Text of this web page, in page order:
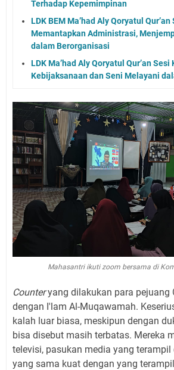
Terhadap Kepemimpinan
LDK BEM Ma’had Aly Qoryatul
Memantapkan Administrasi,
dalam Berorganisasi
LDK Ma’had Aly Qoryatul Qur’an
Kebijaksanaan dan Seni Melayani
Mahasantri ikuti zoom bersama di
Counteryang dilakukan para pejuang
dengan I'lam Al-Muqawamah.
kalah luar biasa, meskipun dengan
bisa disebut masih terbatas. Mereka
televisi, pasukan media yang terampil
yang sama kuat dengan yang